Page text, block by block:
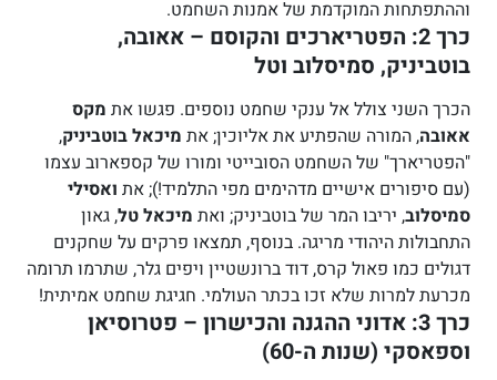
וההתפתחות המוקדמת של אמנות השחמט.
כרך 2: הפטריארכים והקוסם – אאובה,
בוטביניק, סמיסלוב וטל
הכרך השני צולל אל ענקי שחמט נוספים. פגשו את מקס
אאובה, המורה שהפתיע את אליוכין; את מיכאל בוטביניק,
"הפטריארך" של השחמט הסובייטי ומורו של קספארוב עצמו
(עם סיפורים אישיים מדהימים מפי התלמיד!); את ואסילי
סמיסלוב, יריבו המר של בוטביניק; ואת מיכאל טל, גאון
התחבולות היהודי מריגה. בנוסף, תמצאו פרקים על שחקנים
דגולים כמו פאול קרס, דוד ברונשטיין ויפים גלר, שתרמו תרומה
מכרעת למרות שלא זכו בכתר העולמי. חגיגת שחמט אמיתית!
כרך 3: אדוני ההגנה והכישרון – פטרוסיאן
וספאסקי (שנות ה-60)